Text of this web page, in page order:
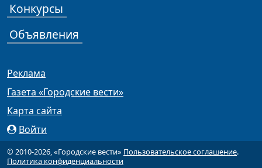
Конкурсы
Объявления
Реклама
Газета «Городские вести»
Карта сайта
Войти
© 2010-2026, «Городские вести» Пользовательское соглашение.
Политика конфиденциальности